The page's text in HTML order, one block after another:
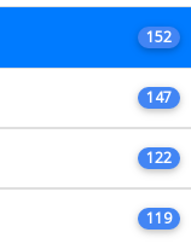
152
147
122
119